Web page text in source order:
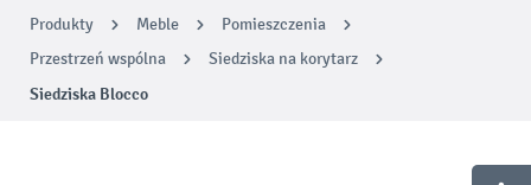
Produkty Meble
Pomieszczenia
Przestrzeń wspólna
Siedziska na korytarz
Siedziska Blocco